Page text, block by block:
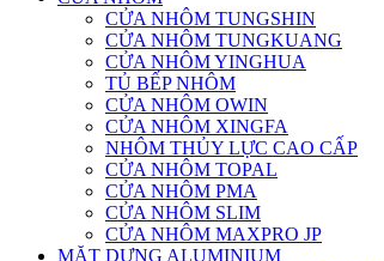
CỬA NHÔM TUNGSHIN
CỬA NHÔM TUNGKUANG
CỬA NHÔM YINGHUA
TỦ BẾP NHÔM
CỬA NHÔM OWIN
CỬA NHÔM XINGFA
NHÔM THỦY LỰC CAO CẤP
CỬA NHÔM TOPAL
CỬA NHÔM PMA
CỬA NHÔM SLIM
CỬA NHÔM MAXPRO JP
MẶT DỰNG ALUMINIUM